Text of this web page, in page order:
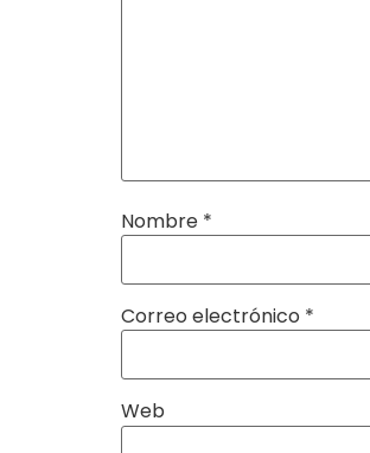
Nombre *
Correo electrónico *
Web